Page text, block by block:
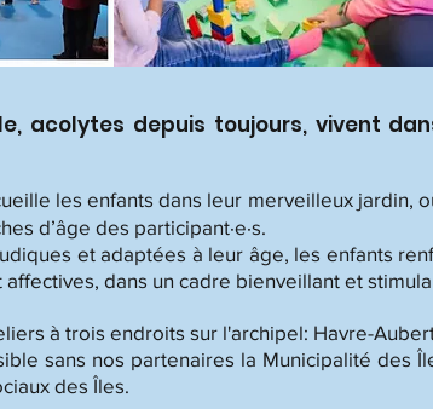
acolytes depuis toujours, vivent
les enfants dans leur merveilleux jardin,
d’âge des participant·e·s.
et adaptées à leur âge, les enfants
dans un cadre bienveillant et
à trois endroits sur l'archipel: Havre-
sans nos partenaires la Municipalité des
des Îles.